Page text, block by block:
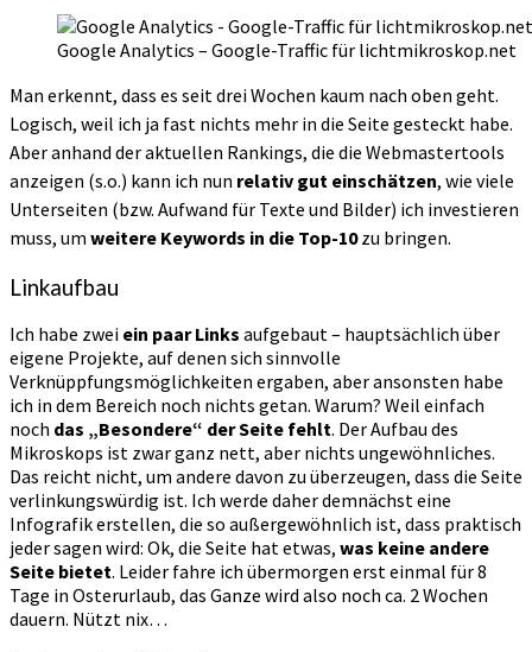
Google Analytics – Google-Traffic für lichtmikroskop.net
Man erkennt, dass es seit drei Wochen kaum nach oben geht.
Logisch, weil ich ja fast nichts mehr in die Seite gesteckt habe.
Aber anhand der aktuellen Rankings, die die Webmastertools
anzeigen (s.o.) kann ich nun relativ gut einschätzen, wie viele
Unterseiten (bzw. Aufwand für Texte und Bilder) ich investieren
muss, um weitere Keywords in die Top-10zu bringen.
Linkaufbau
Ich habe zwei ein paar Links aufgebaut – hauptsächlich über
eigene Projekte, auf denen sich sinnvolle
Verknüppfungsmöglichkeiten ergaben, aber ansonsten habe
ich in dem Bereich noch nichts getan. Warum? Weil einfach
noch das „Besondere“ der Seite fehlt. Der Aufbau des
Mikroskops ist zwar ganz nett, aber nichts ungewöhnliches.
Das reicht nicht, um andere davon zu überzeugen, dass die Seite
verlinkungswürdig ist. Ich werde daher demnächst eine
Infografik erstellen, die so außergewöhnlich ist, dass praktisch
jeder sagen wird: Ok, die Seite hat etwas, was keine andere
Seite bietet. Leider fahre ich übermorgen erst einmal für 8
Tage in Osterurlaub, das Ganze wird also noch ca. 2 Wochen
dauern. Nützt nix…